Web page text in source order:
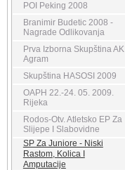
POI Peking 2008
Branimir Budetic 2008 -
Nagrade Odlikovanja
Prva Izborna Skupština AK
Agram
Skupština HASOSI 2009
OAPH 22.-24. 05. 2009.
Rijeka
Rodos-Otv. Atletsko EP Za
Slijepe I Slabovidne
SP Za Juniore - Niski
Rastom, Kolica I
Amputacije